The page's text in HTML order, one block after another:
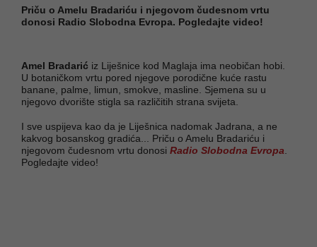
Priču o Amelu Bradariću i njegovom čudesnom vrtu
donosi Radio Slobodna Evropa. Pogledajte video!
Amel Bradarić iz Liješnice kod Maglaja ima neobičan hobi.
U botaničkom vrtu pored njegove porodične kuće rastu
banane, palme, limun, smokve, masline. Sjemena su u
njegovo dvorište stigla sa različitih strana svijeta.
I sve uspijeva kao da je Liješnica nadomak Jadrana, a ne
kakvog bosanskog gradića... Priču o Amelu Bradariću i
njegovom čudesnom vrtu donosi Radio Slobodna Evropa
Pogledajte video!